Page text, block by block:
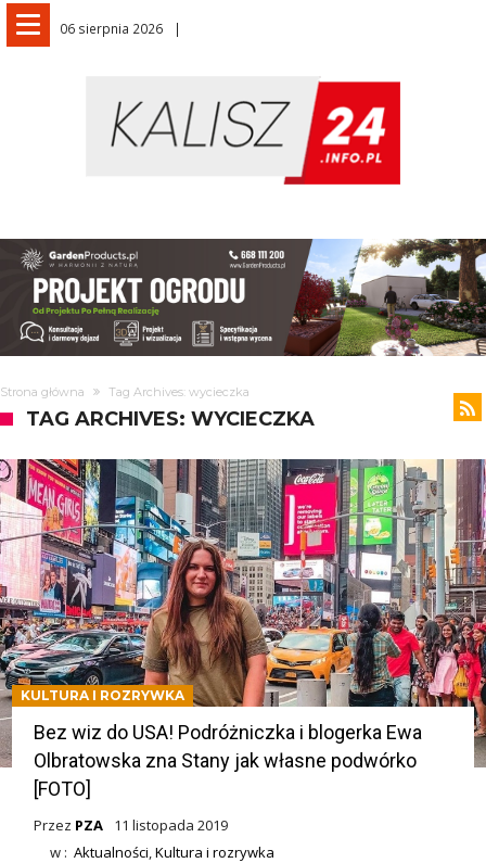
06 sierpnia 2026
Strona główna Tag Archives: wycieczka
TAG ARCHIVES: WYCIECZKA
KULTURA I ROZRYWKA
Bez wiz do USA! Podróżniczka i blogerka Ewa
Olbratowska zna Stany jak własne podwórko
[FOTO]
Przez PZA
11 listopada 2019
w :Aktualności,Kultura i rozrywka